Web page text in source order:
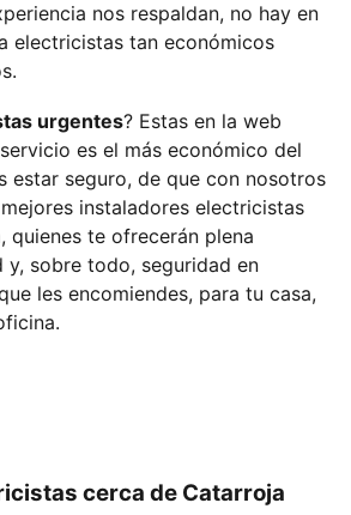
nos respaldan, no hay en
electricistas tan económicos
urgentes? Estas en la web
es el más económico del
estar seguro, de que con nosotros
instaladores electricistas
quienes te ofrecerán plena
y, sobre todo, seguridad en
les encomiendes, para tu casa,
cerca de Catarroja